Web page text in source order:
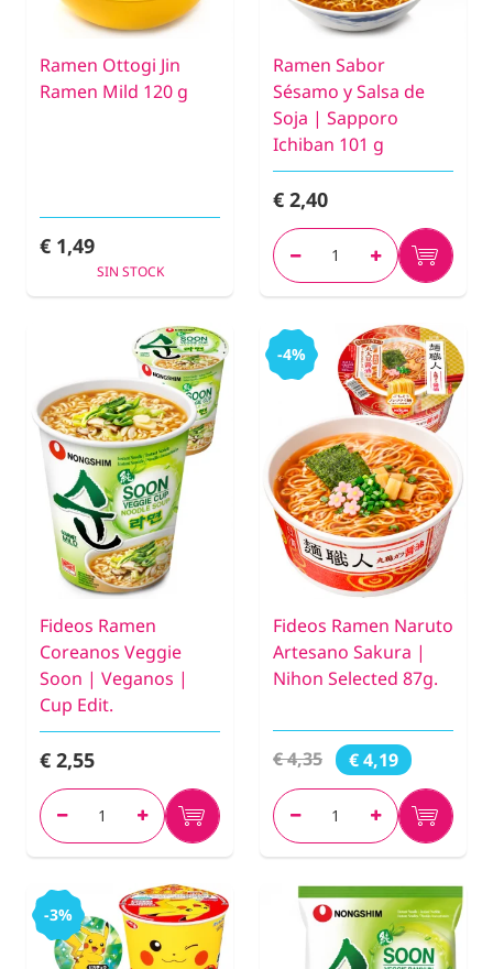
Ramen Ottogi Jin
Ramen Mild 120 g
€ 1,49
SIN STOCK
Ramen Sabor
Sésamo y Salsa de
Soja | Sapporo
Ichiban 101 g
€ 2,40
Fideos Ramen
Coreanos Veggie
Soon | Veganos |
Cup Edit.
€ 2,55
-4%
Fideos Ramen Naruto
Artesano Sakura |
Nihon Selected 87g.
€ 4,35 € 4,19
-3%